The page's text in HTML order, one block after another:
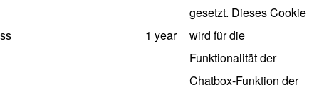
ss 1 year
gesetzt. Dieses Cookie
wird für die
Funktionalität der
Chatbox-Funktion der